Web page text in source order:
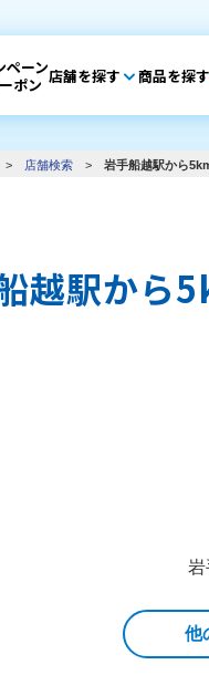
ペーン
ポン 店舗を探す 商品を探す
> 店舗検索 > 岩手船越駅から
越駅から
岩
他